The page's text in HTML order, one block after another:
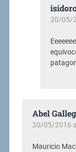
20/05/
Abel
20/05/2016
Mauricio